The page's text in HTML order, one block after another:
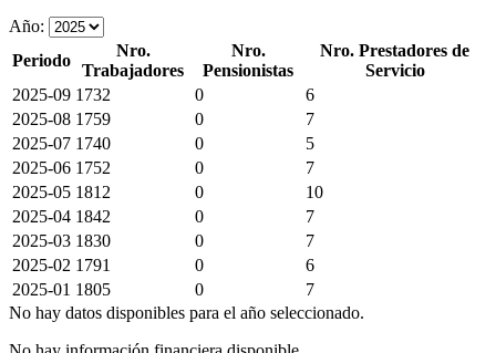
Año:
Periodo
Nro.
Trabajadores
Nro.
Pensionistas
Nro. Prestadores de
Servicio
2025-09 1732 0
6
2025-08 1759 0
7
2025-07 1740 0
5
2025-06 1752 0
7
2025-05 1812 0
10
2025-04 1842 0
7
2025-03 1830 0
7
2025-02 1791 0
6
2025-01 1805 0
7
No hay datos disponibles para el año seleccionado.